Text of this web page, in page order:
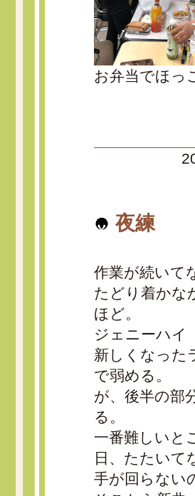
お弁当でほっ
夜練
作業が続いて
たどり着かな
ほど。
ジェニーハ
新しくなった
で弱める。
が、後半の部
る。
一番難しいと
日、たたいて
手が回らない